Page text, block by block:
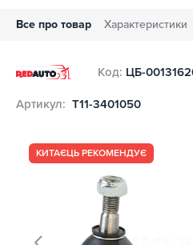
Все про товар Характеристики
Код: ЦБ-
Артикул: T11-3401050
КИТАЄЦЬ РЕКОМЕНДУЄ